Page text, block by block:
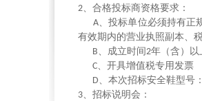
2、合格投标商资格要求：
A、投标单位必须持有正
有效期内的营业执照副本、
B、成立时间2年（含）以
C、开具增值税专用发票
D、本次招标安全鞋型号
3、招标说明会：